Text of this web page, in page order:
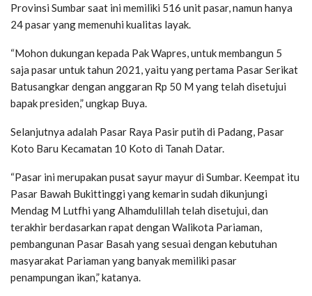
Provinsi Sumbar saat ini memiliki 516 unit pasar, namun hanya
24 pasar yang memenuhi kualitas layak.
“Mohon dukungan kepada Pak Wapres, untuk membangun 5
saja pasar untuk tahun 2021, yaitu yang pertama Pasar Serikat
Batusangkar dengan anggaran Rp 50 M yang telah disetujui
bapak presiden,” ungkap Buya.
Selanjutnya adalah Pasar Raya Pasir putih di Padang, Pasar
Koto Baru Kecamatan 10 Koto di Tanah Datar.
“Pasar ini merupakan pusat sayur mayur di Sumbar. Keempat itu
Pasar Bawah Bukittinggi yang kemarin sudah dikunjungi
Mendag M Lutfhi yang Alhamdulillah telah disetujui, dan
terakhir berdasarkan rapat dengan Walikota Pariaman,
pembangunan Pasar Basah yang sesuai dengan kebutuhan
masyarakat Pariaman yang banyak memiliki pasar
penampungan ikan,” katanya.